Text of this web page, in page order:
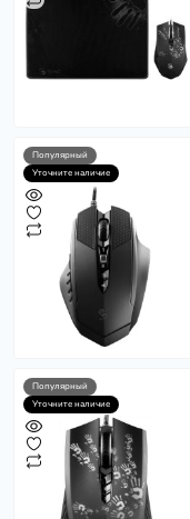
Популярный
Уточните наличие
Популярный
Уточните наличие